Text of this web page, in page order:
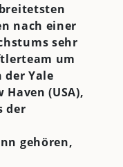
nach einer
sehr
um
der Yale
(USA),
der
gehören,